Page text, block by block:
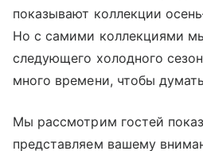
показывают коллекции
Но с самими коллекциями
следующего холодного
много времени, чтобы
Мы рассмотрим гостей
представляем вашему